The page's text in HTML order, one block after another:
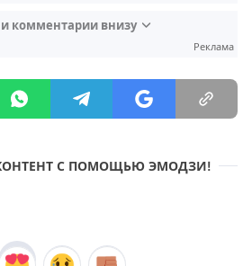
комментарии внизу
Реклама
С ПОМОЩЬЮ ЭМОДЗИ!